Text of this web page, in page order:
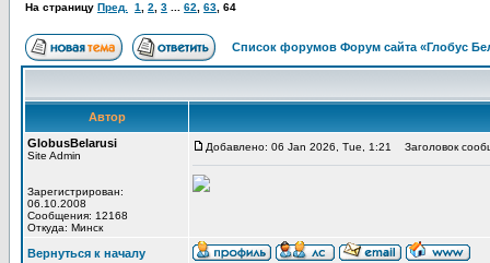
На страницу Пред. 1 2 3 62 63 64
Список форумов Форум сайта «Глобус
Автор
GlobusBelarusi
Site Admin
Зарегистрирован:
06.10.2008
Сообщения: 12168
Откуда: Минск
Добавлено: 06 Jan 2026, Tue, 1:21 Заголовок
Вернуться к началу